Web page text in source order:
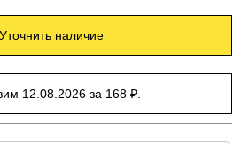
Уточнить наличие
12.08.2026 за 168 ₽.